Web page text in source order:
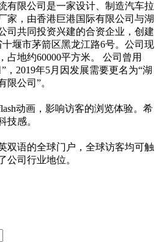
有限公司是一家设计、制造汽车拉
家，由香港巨港国际有限公司与湖
司共同投资兴建的合资企业，创建
堰市茅箭区黑龙江路6号。公司现
占地约60000平方米。 公司曾用
，2019年5月因发展需要更名为“湖
限公司”。
动画，影响访客的浏览体验。希
技感。
双语的全球门户，全球访客均可触
公司行业地位。